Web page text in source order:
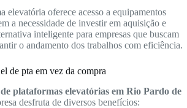
elevatória oferece acesso a equipamentos
a necessidade de investir em aquisição e
inteligente para empresas que buscam
o andamento dos trabalhos com eficiência.
de pta em vez da compra
plataformas elevatórias em Rio Pardo de
desfruta de diversos benefícios: